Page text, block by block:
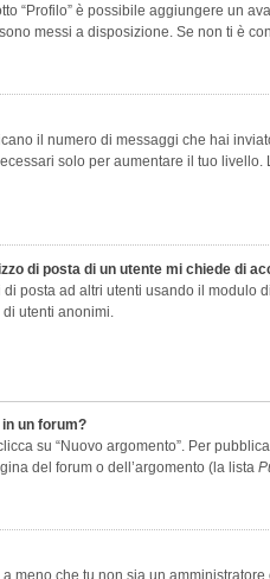
“Profilo” è possibile aggiungere un
messi a disposizione. Se non ti è
il numero di messaggi che hai
solo per aumentare il tuo
di posta di un utente mi chiede di
posta ad altri utenti usando il
utenti anonimi.
un forum?
su “Nuovo argomento”. Per
del forum o dell’argomento (la lista
meno che tu non sia un